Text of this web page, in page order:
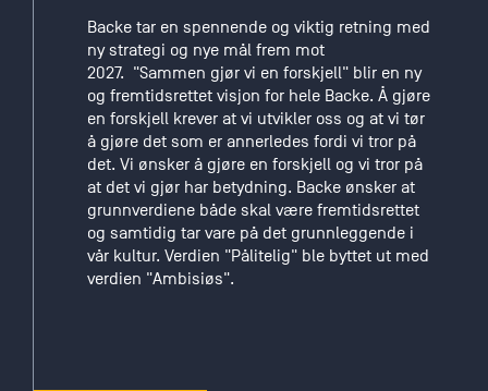
Backe tar en spennende og viktig retning med
ny strategi og nye mål frem mot
2027. "Sammen gjør vi en forskjell" blir en ny
og fremtidsrettet visjon for hele Backe. Å gjøre
en forskjell krever at vi utvikler oss og at vi tør
å gjøre det som er annerledes fordi vi tror på
det. Vi ønsker å gjøre en forskjell og vi tror på
at det vi gjør har betydning. Backe ønsker at
grunnverdiene både skal være fremtidsrettet
og samtidig tar vare på det grunnleggende i
vår kultur. Verdien "Pålitelig" ble byttet ut med
verdien "Ambisiøs".